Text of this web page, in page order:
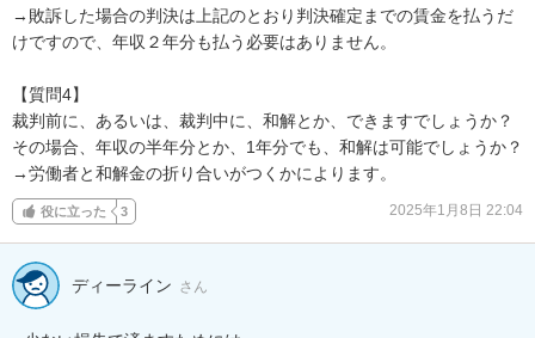
→敗訴した場合の判決は上記のとおり判決確定までの賃金を払うだ
けですので、年収２年分も払う必要はありません。
【質問4】
裁判前に、あるいは、裁判中に、和解とか、できますでしょうか？
その場合、年収の半年分とか、1年分でも、和解は可能でしょうか？
→労働者と和解金の折り合いがつくかによります。
役に立った 3 2025年1月8日 22:04
ディーライン さん